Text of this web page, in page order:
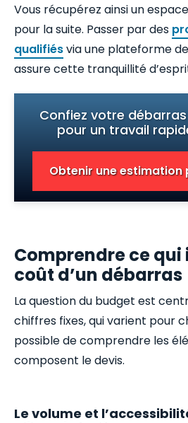
Vous récupérez ainsi un
pour la suite. Passer par des
qualifiésvia une plateforme
assure cette tranquillité
Confiez votre
pour un travail
Obtenir une estimation
Comprendre ce
coût d’un débarras
La question du budget est
chiffres fixes, qui varient pour
possible de comprendre les
composent le devis.
Le volume et